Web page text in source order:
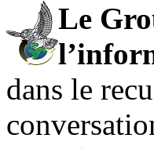
Le
dans le